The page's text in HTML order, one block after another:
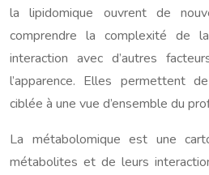
la lipidomique ouvrent de
comprendre la complexité de
interaction avec d’autres
l’apparence. Elles permettent
ciblée à une vue d’ensemble du
La métabolomique est une
métabolites et de leurs